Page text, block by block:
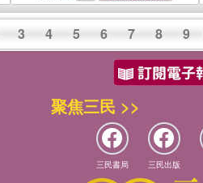
3 4 5 6 7 8 9
聚焦三民 >>
三民書局 三民出版